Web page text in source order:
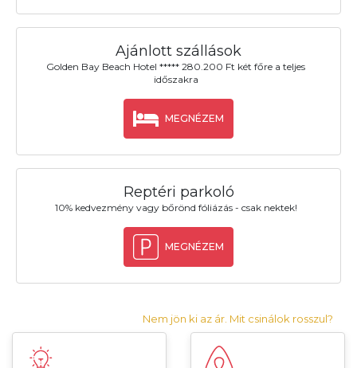
Ajánlott szállások
Golden Bay Beach Hotel ***** 280.200 Ft két főre a teljes
időszakra
MEGNÉZEM
Reptéri parkoló
10% kedvezmény vagy bőrönd fóliázás - csak nektek!
MEGNÉZEM
Nem jön ki az ár. Mit csinálok rosszul?